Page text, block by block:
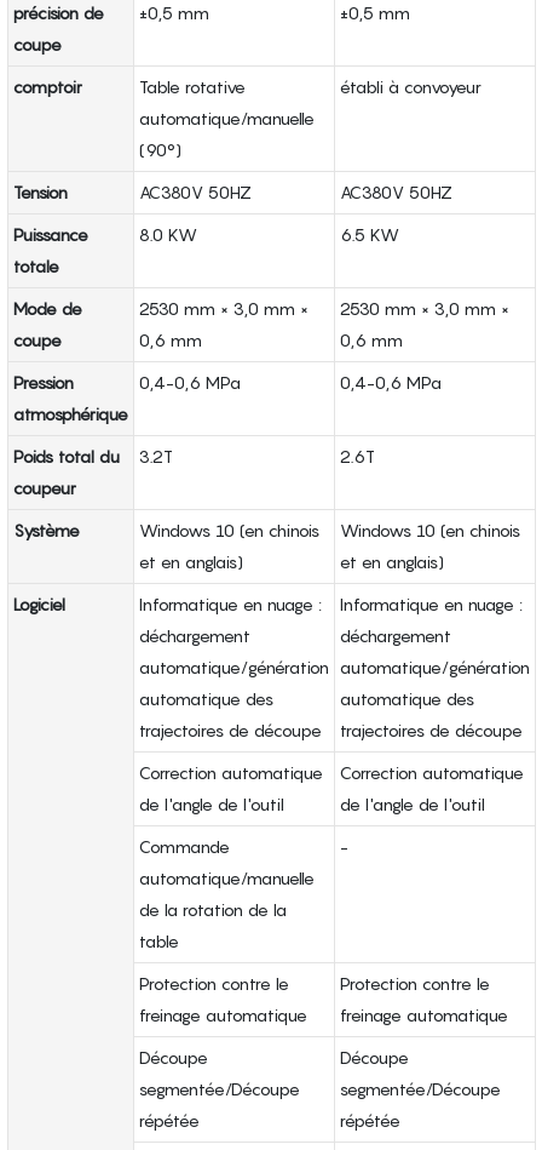
précision de
coupe
±0,5 mm ±0,5 mm
comptoir
Table rotative
automatique/manuelle
(90°)
établi à convoyeur
Tension AC380V 50HZ AC380V 50HZ
Puissance
totale
8.0 KW 6.5 KW
Mode de
coupe
2530 mm × 3,0 mm ×
0,6 mm
2530 mm × 3,0 mm ×
0,6 mm
Pression
atmosphérique
0,4-0,6 MPa 0,4-0,6 MPa
Poids total du
coupeur
3.2T 2.6T
Système
Windows 10 (en chinois
et en anglais)
Windows 10 (en chinois
et en anglais)
Logiciel
Informatique en nuage :
déchargement
automatique/génération
automatique des
trajectoires de découpe
Informatique en nuage :
déchargement
automatique/génération
automatique des
trajectoires de découpe
Correction automatique
de l'angle de l'outil
Correction automatique
de l'angle de l'outil
Commande
automatique/manuelle
de la rotation de la
table
-
Protection contre le
freinage automatique
Protection contre le
freinage automatique
Découpe
segmentée/Découpe
répétée
Découpe
segmentée/Découpe
répétée